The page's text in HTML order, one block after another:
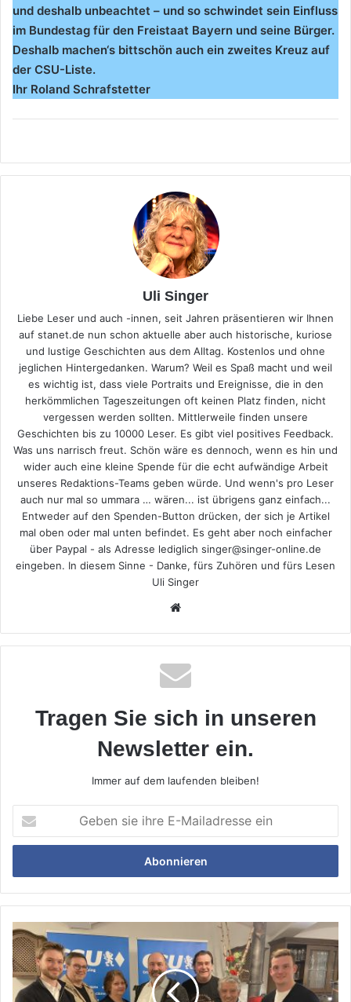
und deshalb unbeachtet – und so schwindet sein Einfluss
im Bundestag für den Freistaat Bayern und seine Bürger.
Deshalb machen‘s bittschön auch ein zweites Kreuz auf
der CSU-Liste.
Ihr Roland Schrafstetter
Uli Singer
Liebe Leser und auch -innen, seit Jahren präsentieren wir Ihnen
auf stanet.de nun schon aktuelle aber auch historische, kuriose
und lustige Geschichten aus dem Alltag. Kostenlos und ohne
jeglichen Hintergedanken. Warum? Weil es Spaß macht und weil
es wichtig ist, dass viele Portraits und Ereignisse, die in den
herkömmlichen Tageszeitungen oft keinen Platz finden, nicht
vergessen werden sollten. Mittlerweile finden unsere
Geschichten bis zu 10000 Leser. Es gibt viel positives Feedback.
Was uns narrisch freut. Schön wäre es dennoch, wenn es hin und
wider auch eine kleine Spende für die echt aufwändige Arbeit
unseres Redaktions-Teams geben würde. Und wenn's pro Leser
auch nur mal so ummara … wären... ist übrigens ganz einfach...
Entweder auf den Spenden-Button drücken, der sich je Artikel
mal oben oder mal unten befindet. Es geht aber noch einfacher
über Paypal - als Adresse lediglich singer@singer-online.de
eingeben. In diesem Sinne - Danke, fürs Zuhören und fürs Lesen
Uli Singer
Tragen Sie sich in unseren
Newsletter ein.
Immer auf dem laufenden bleiben!
sie
ihre
Mailadresse
ein
Roland
Schrafstetter
bleibt
Gilchings
CSU-